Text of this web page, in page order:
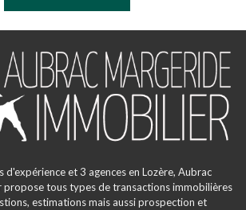
d'expérience et 3 agences en Lozère, Aubrac
tous types de transactions immobilières
estimations mais aussi prospection et